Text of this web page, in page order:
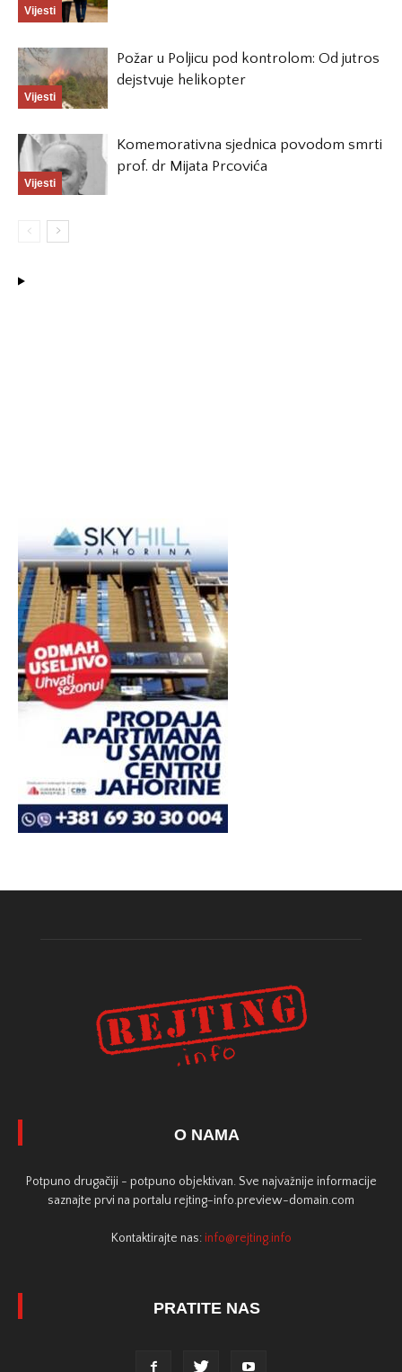
Vijesti
Vijesti
Požar u Poljicu pod kontrolom: Od jutros
dejstvuje helikopter
Vijesti
Komemorativna sjednica povodom smrti
prof. dr Mijata Prcovića
O NAMA
Potpuno drugačiji - potpuno objektivan. Sve najvažnije informacije
saznajte prvi na portalu rejting-info.preview-domain.com
Kontaktirajte nas: info@rejting.info
PRATITE NAS